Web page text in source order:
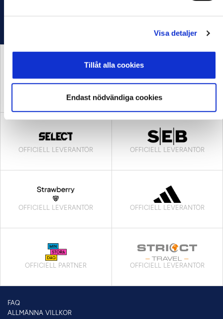
Visa detaljer
Tillåt alla cookies
Endast nödvändiga cookies
HUVUDPARTNER OCH
OFFICIELL LEVERANTÖR OFFICIELL LEVERANTÖR
OFFICIELL LEVERANTÖR OFFICIELL LEVERANTÖR
OFFICIELL PARTNER OFFICIELL LEVERANTÖR
FAQ
ALLMÄNNA VILLKOR